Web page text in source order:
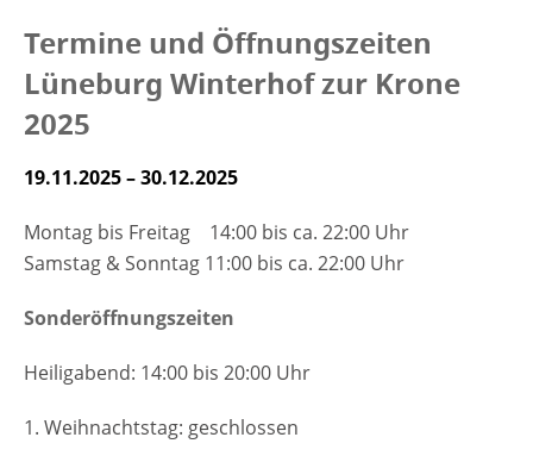
Termine und Öffnungszeiten
Lüneburg Winterhof zur Krone
2025
19.11.2025 – 30.12.2025
Montag bis Freitag 14:00 bis ca. 22:00 Uhr
Samstag & Sonntag 11:00 bis ca. 22:00 Uhr
Sonderöffnungszeiten
Heiligabend: 14:00 bis 20:00 Uhr
1. Weihnachtstag: geschlossen